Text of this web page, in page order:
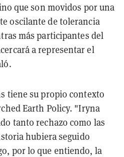
que son movidos por una
oscilante de tolerancia
más participantes del
a representar el
tiene su propio contexto
Earth Policy. "Iryna
tanto rechazo como las
hubiera seguido
por lo que entiendo, la